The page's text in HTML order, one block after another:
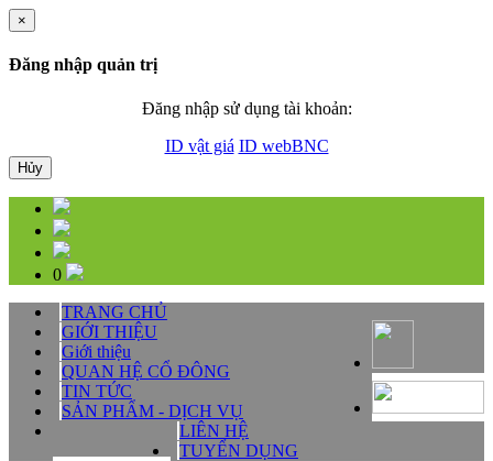
×
Đăng nhập quản trị
Đăng nhập sử dụng tài khoản:
ID vật giá ID webBNC
Hủy
0
TRANG CHỦ
GIỚI THIỆU
Giới thiệu
QUAN HỆ CỔ ĐÔNG
TIN TỨC
SẢN PHẨM - DỊCH VỤ
LIÊN HỆ
TUYỂN DỤNG